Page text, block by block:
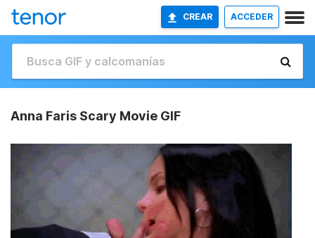
CREAR ACCEDER
Anna Faris Scary Movie GIF